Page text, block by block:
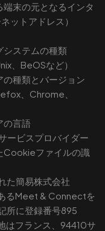
末の元となるインタ
ットアドレス）
システムの種類
、BeOSなど）
種類とバージョン
、Chrome、
の言語
ービスプロバイダー
Cookieファイルの識
た簡易株式会社
るMeet & Connectを
所に登録番号895
はフランス、94410サ